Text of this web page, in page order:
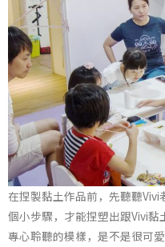
在捏製黏土作品前，先聽聽
個小步驟，才能捏塑出跟Vivi
專心聆聽的模樣，是不是很可